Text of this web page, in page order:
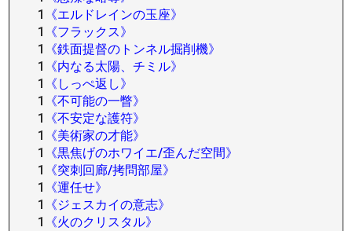
1
《エルドレインの玉座》
1
《フラックス》
1
《鉄面提督のトンネル掘削機》
1
《内なる太陽、チミル》
1
《しっぺ返し》
1
《不可能の一瞥》
1
《不安定な護符》
1
《美術家の才能》
1
《黒焦げのホワイエ/歪んだ空間》
1
《突刺回廊/拷問部屋》
1
《運任せ》
1
《ジェスカイの意志》
1
《火のクリスタル》